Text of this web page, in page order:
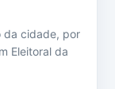
da cidade, por
Eleitoral da